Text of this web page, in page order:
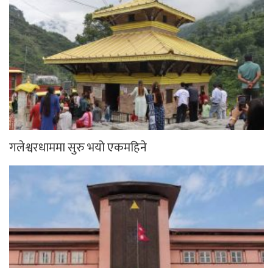
गलेश्वरधाममा सुरु भयो एकमहिने